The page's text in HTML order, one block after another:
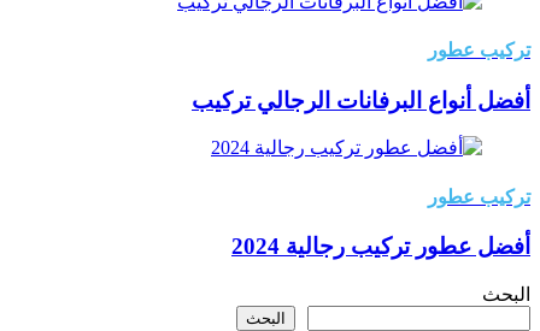
تركيب عطور
أفضل أنواع البرفانات الرجالي تركيب
تركيب عطور
أفضل عطور تركيب رجالية 2024
البحث
البحث